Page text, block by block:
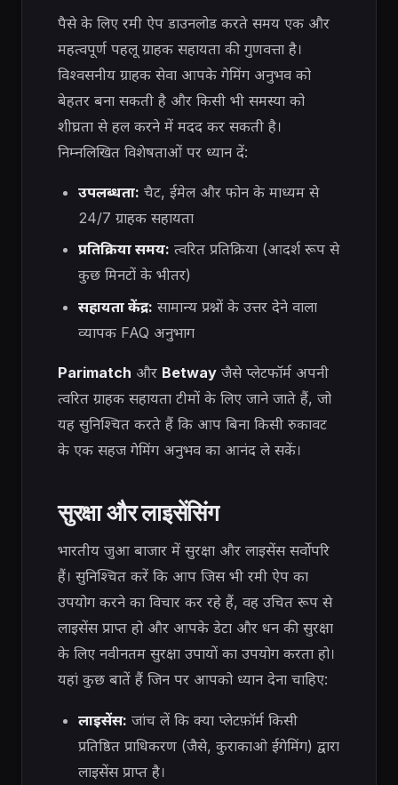
पैसे के लिए रमी ऐप डाउनलोड करते समय एक और
महत्वपूर्ण पहलू ग्राहक सहायता की गुणवत्ता है।
विश्वसनीय ग्राहक सेवा आपके गेमिंग अनुभव को
बेहतर बना सकती है और किसी भी समस्या को
शीघ्रता से हल करने में मदद कर सकती है।
निम्नलिखित विशेषताओं पर ध्यान दें:
उपलब्धता: चैट, ईमेल और फोन के माध्यम से
24/7 ग्राहक सहायता
प्रतिक्रिया समय: त्वरित प्रतिक्रिया (आदर्श रूप से
कुछ मिनटों के भीतर)
सहायता केंद्र: सामान्य प्रश्नों के उत्तर देने वाला
व्यापक FAQ अनुभाग
Parimatch और Betway जैसे प्लेटफॉर्म अपनी
त्वरित ग्राहक सहायता टीमों के लिए जाने जाते हैं, जो
यह सुनिश्चित करते हैं कि आप बिना किसी रुकावट
के एक सहज गेमिंग अनुभव का आनंद ले सकें।
सुरक्षा और लाइसेंसिंग
भारतीय जुआ बाजार में सुरक्षा और लाइसेंस सर्वोपरि
हैं। सुनिश्चित करें कि आप जिस भी रमी ऐप का
उपयोग करने का विचार कर रहे हैं, वह उचित रूप से
लाइसेंस प्राप्त हो और आपके डेटा और धन की सुरक्षा
के लिए नवीनतम सुरक्षा उपायों का उपयोग करता हो।
यहां कुछ बातें हैं जिन पर आपको ध्यान देना चाहिए:
लाइसेंस: जांच लें कि क्या प्लेटफ़ॉर्म किसी
प्रतिष्ठित प्राधिकरण (जैसे, कुराकाओ ईगेमिंग) द्वारा
लाइसेंस प्राप्त है।